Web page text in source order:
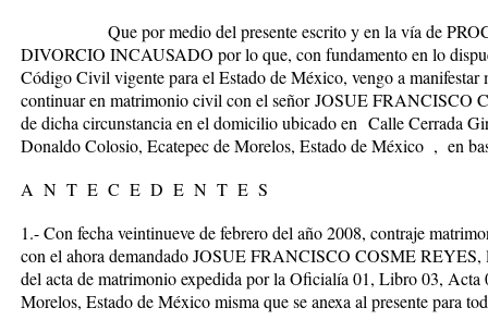
Que por medio del presente escrito y en la vía de
DIVORCIO INCAUSADO por lo que, con fundamento en lo
Código Civil vigente para el Estado de México, vengo a manifestar
continuar en matrimonio civil con el señor JOSUE FRANCISCO
de dicha circunstancia en el domicilio ubicado en Calle Cerrada
Donaldo Colosio, Ecatepec de Morelos, Estado de México , en
A N T E C E D E N T E S
1.- Con fecha veintinueve de febrero del año 2008, contraje
con el ahora demandadoJOSUE FRANCISCO COSME REYES,
del acta de matrimonio expedida por la Oficialía 01, Libro 03,
Morelos, Estado de México misma que se anexa al presente para